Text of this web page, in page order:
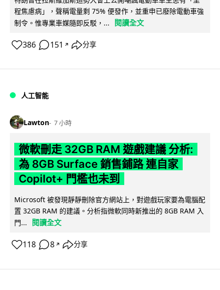
程焦慮病」，聲稱電量剩 75% 便發作，並重申已廢除電動車強
制令。惟專業車媒隨即反駁，...
閱讀全文
386 151 ↗ 分享
人工智能
Lawton 7 小時
微軟刪走 32GB RAM 遊戲建議 分析:
為 8GB Surface 銷售鋪路 連自家
Copilot+ 門檻也未到
Microsoft 被發現靜靜刪除官方網站上，對遊戲玩家要為電腦配
置 32GB RAM 的建議。分析指微軟同時新推出的 8GB RAM 入
門...
閱讀全文
118 8 ↗ 分享